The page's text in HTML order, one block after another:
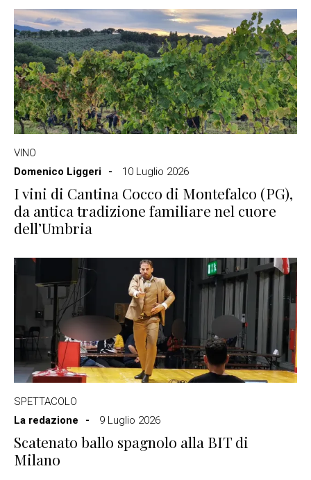
VINO
Domenico Liggeri
10 Luglio 2026
I vini di Cantina Cocco di Montefalco (PG),
da antica tradizione familiare nel cuore
dell’Umbria
SPETTACOLO
La redazione
9 Luglio 2026
Scatenato ballo spagnolo alla BIT di
Milano